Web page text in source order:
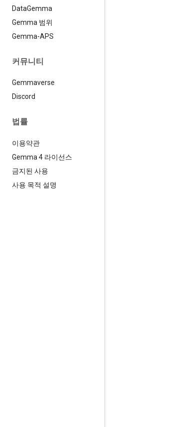
DataGemma
Gemma 범위
Gemma-APS
커뮤니티
Gemmaverse
Discord
법률
이용약관
Gemma 4 라이선스
금지된 사용
사용 목적 설명